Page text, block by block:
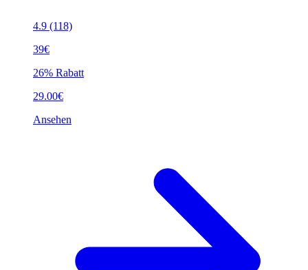
4.9 (118)
39€
26% Rabatt
29.00€
Ansehen